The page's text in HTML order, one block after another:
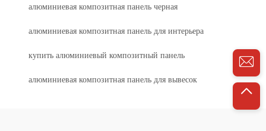
алюминиевая композитная панель черная
алюминиевая композитная панель для интерьера
купить алюминиевый композитный панель
алюминиевая композитная панель для вывесок